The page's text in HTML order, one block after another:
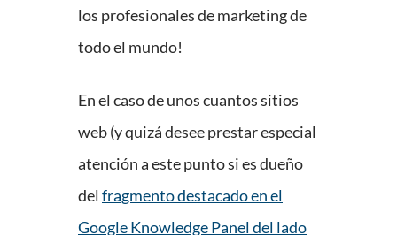
los profesionales de marketing de
todo el mundo!
En el caso de unos cuantos sitios
web (y quizá desee prestar especial
atención a este punto si es dueño
del fragmento destacado en el
Google Knowledge Panel del lado